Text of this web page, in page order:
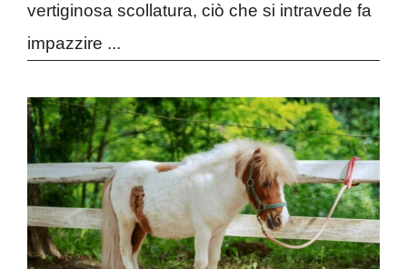
vertiginosa scollatura, ciò che si intravede fa
impazzire ...